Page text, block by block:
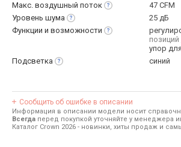
Макс. воздушный поток
47 CFM
Уровень шума
25 дБ
Функции и возможности
упор
Подсветка
синий
Сообщить об ошибке в описании
Информация в описании модели носит
Всегда перед покупкой уточняйте у менеджера
Каталог Crown 2026 - новинки, хиты продаж и